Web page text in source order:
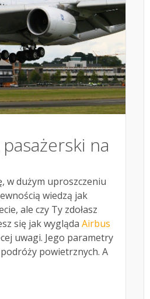
na
w dużym uproszczeniu
wiedzą jak
ale czy Ty zdołasz
się jak wygląda Airbus
uwagi. Jego parametry
powietrznych. A